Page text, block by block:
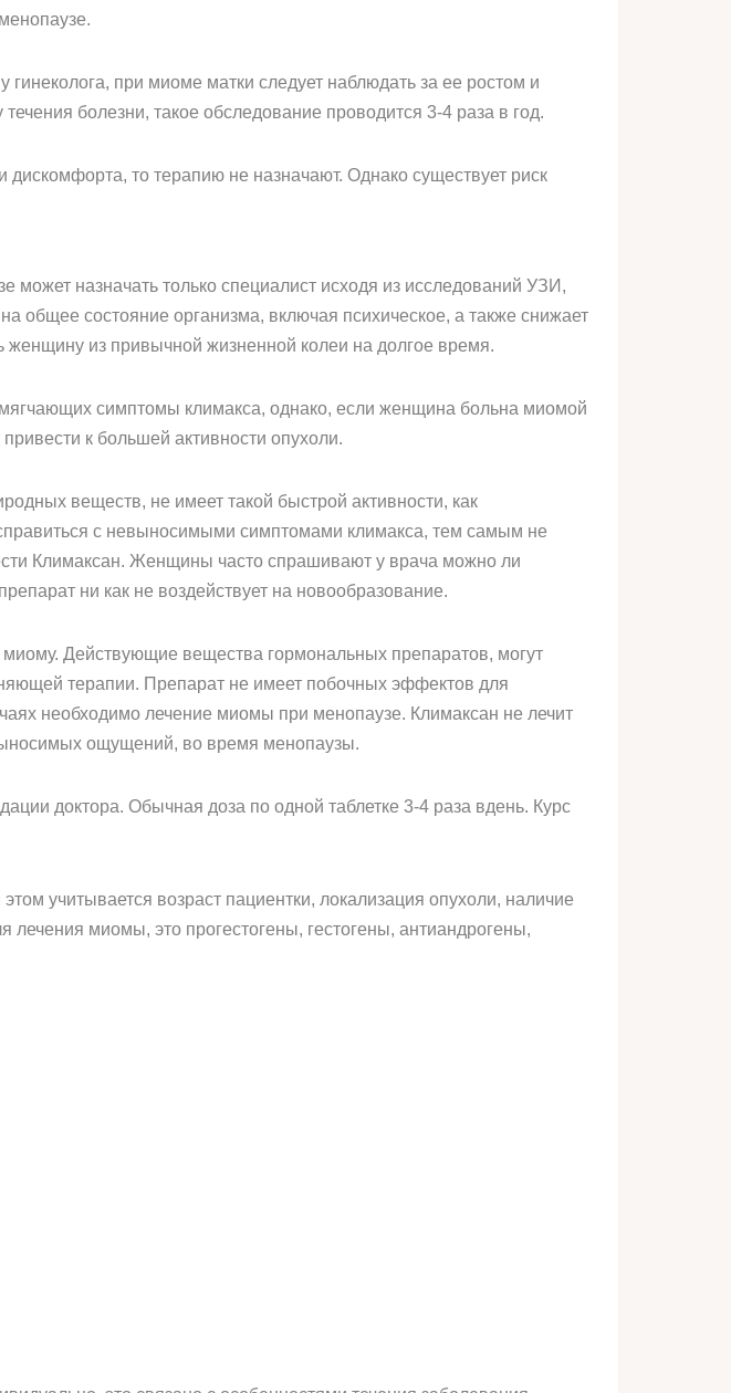
при миоме матки следует наблюдать за ее ростом и
болезни, такое обследование проводится 3-4 раза в год.
то терапию не назначают. Однако существует риск
назначать только специалист исходя из исследований УЗИ,
общее состояние организма, включая психическое, а также снижает
женщину из привычной жизненной колеи на долгое время.
симптомы климакса, однако, если женщина больна миомой
к большей активности опухоли.
веществ, не имеет такой быстрой активности, как
с невыносимыми симптомами климакса, тем самым не
Климаксан. Женщины часто спрашивают у врача можно ли
ни как не воздействует на новообразование.
Действующие вещества гормональных препаратов, могут
терапии. Препарат не имеет побочных эффектов для
необходимо лечение миомы при менопаузе. Климаксан не лечит
ощущений, во время менопаузы.
доктора. Обычная доза по одной таблетке 3-4 раза вдень. Курс
учитывается возраст пациентки, локализация опухоли, наличие
миомы, это прогестогены, гестогены, антиандрогены,